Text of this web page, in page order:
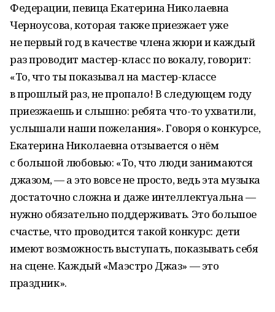
Федерации, певица Екатерина Николаевна
Черноусова, которая также приезжает уже
не первый год в качестве члена жюри и каждый
раз проводит мастер-класс по вокалу, говорит:
«То, что ты показывал на мастер-классе
в прошлый раз, не пропало! В следующем году
приезжаешь и слышно: ребята что-то ухватили,
услышали наши пожелания». Говоря о конкурсе,
Екатерина Николаевна отзывается о нём
с большой любовью: «То, что люди занимаются
джазом, — а это вовсе не просто, ведь эта музыка
достаточно сложна и даже интеллектуальна —
нужно обязательно поддерживать. Это большое
счастье, что проводится такой конкурс: дети
имеют возможность выступать, показывать себя
на сцене. Каждый «Маэстро Джаз» — это
праздник».